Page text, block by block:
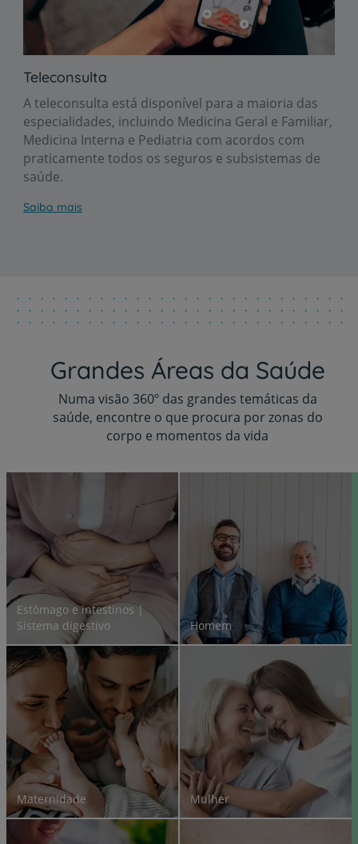
Teleconsulta
A teleconsulta está disponível para a maioria das
especialidades, incluindo Medicina Geral e Familiar,
Medicina Interna e Pediatria com acordos com
praticamente todos os seguros e subsistemas de
saúde.
Saiba mais
Grandes Áreas da Saúde
Numa visão 360º das grandes temáticas da
saúde, encontre o que procura por zonas do
corpo e momentos da vida
Estômago e intestinos |
Sistema digestivo
Homem
Maternidade Mulher